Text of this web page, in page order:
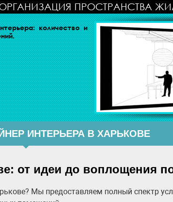
ПРОСТРАНСТВА
количество и
ИНТЕРЬЕРА В ХАРЬКОВЕ
от идеи до воплощения
Мы предоставляем полный спектр